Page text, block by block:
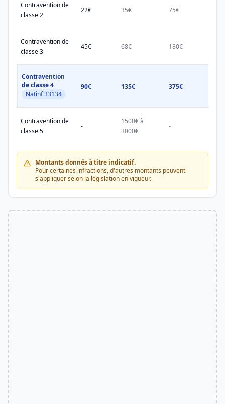
Contravention de
classe 2
22€ 35€ 75€
Contravention de
classe 3
45€ 68€ 180€
Contravention
de classe 4
Natinf 33134
90€ 135€ 375€
Contravention de
classe 5
-
1500€ à
3000€
-
Montants donnés à titre indicatif.
Pour certaines infractions, d'autres montants peuvent
s'appliquer selon la législation en vigueur.